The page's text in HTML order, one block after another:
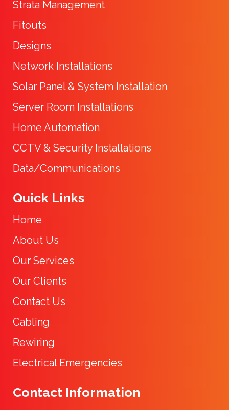
Strata Management
Fitouts
Designs
Network Installations
Solar Panel & System Installation
Server Room Installations
Home Automation
CCTV & Security Installations
Data/Communications
Quick Links
Home
About Us
Our Services
Our Clients
Contact Us
Cabling
Rewiring
Electrical Emergencies
Contact Information